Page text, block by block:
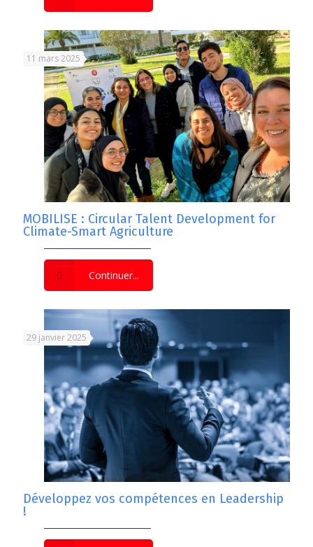
11 mars 2025
MOBILISE : Circular Talent Development for
Climate-Smart Agriculture
Continuer...
29 janvier 2025
Développez vos compétences en Leadership
!